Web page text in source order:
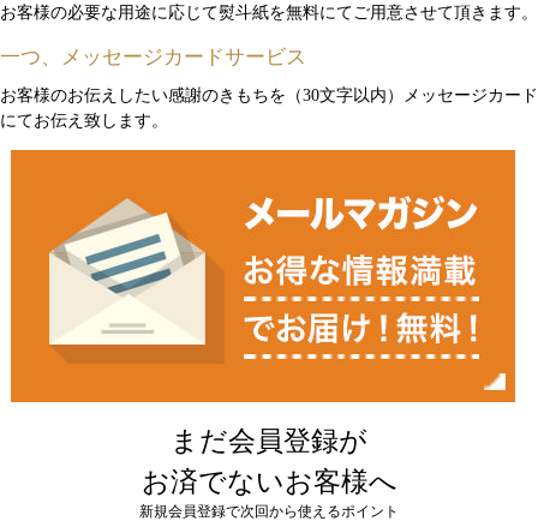
お客様の必要な用途に応じて熨斗紙を無料にてご用意させて頂きます。
一つ、メッセージカードサービス
お客様のお伝えしたい感謝のきもちを（30文字以内）メッセージカード
にてお伝え致します。
まだ会員登録が
お済でないお客様へ
新規会員登録で次回から使えるポイント